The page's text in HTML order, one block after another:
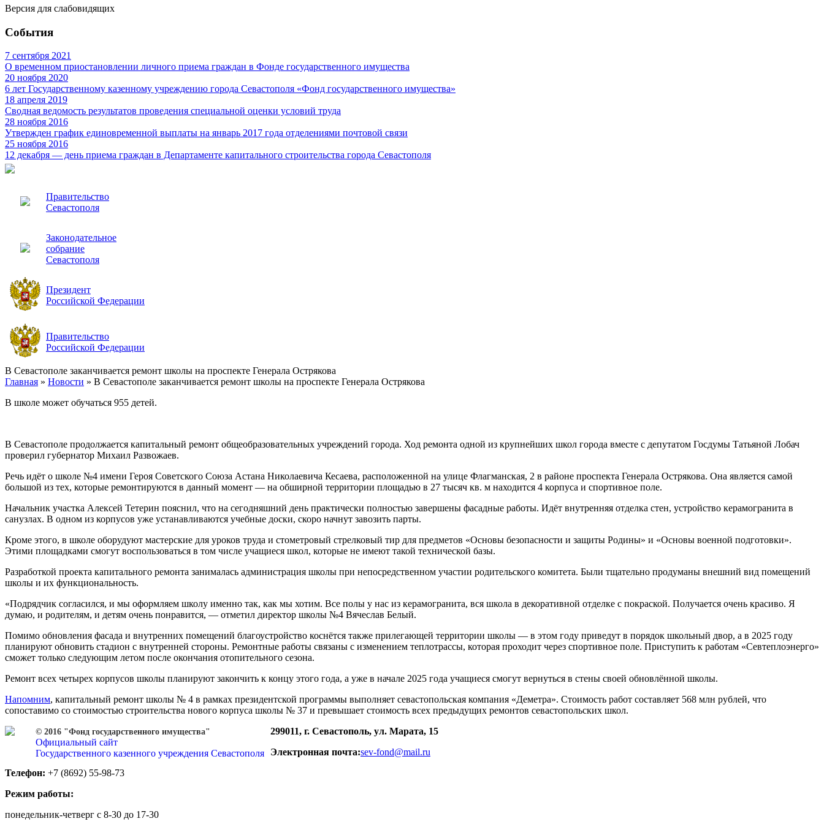
Версия для слабовидящих
События
7 сентября 2021
О временном приостановлении личного приема граждан в Фонде государственного имущества
20 ноября 2020
6 лет Государственному казенному учреждению города Севастополя «Фонд государственного имущества»
18 апреля 2019
Сводная ведомость результатов проведения специальной оценки условий труда
28 ноября 2016
Утвержден график единовременной выплаты на январь 2017 года отделениями почтовой связи
25 ноября 2016
12 декабря — день приема граждан в Департаменте капитального строительства города Севастополя
Правительство
Севастополя
Законодательное
собрание
Севастополя
Президент
Российской Федерации
Правительство
Российской Федерации
В Севастополе заканчивается ремонт школы на проспекте Генерала Острякова
Главная » Новости » В Севастополе заканчивается ремонт школы на проспекте Генерала Острякова
В школе может обучаться 955 детей.
В Севастополе продолжается капитальный ремонт общеобразовательных учреждений города. Ход ремонта одной из крупнейших школ города вместе с депутатом Госдумы Татьяной Лобач
проверил губернатор Михаил Развожаев.
Речь идёт о школе №4 имени Героя Советского Союза Астана Николаевича Кесаева, расположенной на улице Флагманская, 2 в районе проспекта Генерала Острякова. Она является самой
большой из тех, которые ремонтируются в данный момент — на обширной территории площадью в 27 тысяч кв. м находится 4 корпуса и спортивное поле.
Начальник участка Алексей Тетерин пояснил, что на сегодняшний день практически полностью завершены фасадные работы. Идёт внутренняя отделка стен, устройство керамогранита в
санузлах. В одном из корпусов уже устанавливаются учебные доски, скоро начнут завозить парты.
Кроме этого, в школе оборудуют мастерские для уроков труда и стометровый стрелковый тир для предметов «Основы безопасности и защиты Родины» и «Основы военной подготовки».
Этими площадками смогут воспользоваться в том числе учащиеся школ, которые не имеют такой технической базы.
Разработкой проекта капитального ремонта занималась администрация школы при непосредственном участии родительского комитета. Были тщательно продуманы внешний вид помещений
школы и их функциональность.
«Подрядчик согласился, и мы оформляем школу именно так, как мы хотим. Все полы у нас из керамогранита, вся школа в декоративной отделке с покраской. Получается очень красиво. Я
думаю, и родителям, и детям очень понравится, — отметил директор школы №4 Вячеслав Белый.
Помимо обновления фасада и внутренних помещений благоустройство коснётся также прилегающей территории школы — в этом году приведут в порядок школьный двор, а в 2025 году
планируют обновить стадион с внутренней стороны. Ремонтные работы связаны с изменением теплотрассы, которая проходит через спортивное поле. Приступить к работам «Севтеплоэнерго»
сможет только следующим летом после окончания отопительного сезона.
Ремонт всех четырех корпусов школы планируют закончить к концу этого года, а уже в начале 2025 года учащиеся смогут вернуться в стены своей обновлённой школы.
Напомним, капитальный ремонт школы № 4 в рамках президентской программы выполняет севастопольская компания «Деметра». Стоимость работ составляет 568 млн рублей, что
сопоставимо со стоимостью строительства нового корпуса школы № 37 и превышает стоимость всех предыдущих ремонтов севастопольских школ.
© 2016 "Фонд государственного имущества"
Официальный сайт
Государственного казенного учреждения Севастополя
299011, г. Севастополь, ул. Марата, 15
Электронная почта:sev-fond@mail.ru
Телефон: +7 (8692) 55-98-73
Режим работы:
понедельник-четверг с 8-30 до 17-30